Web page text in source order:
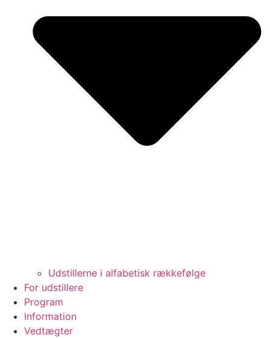
Udstillerne i alfabetisk rækkefølge
For udstillere
Program
Information
Vedtægter